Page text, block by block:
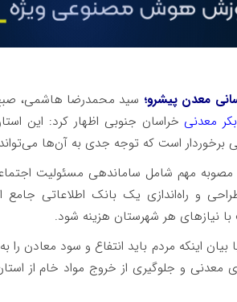
معدن پیشرو؛
معدنی خراسان جنوبی اظهار کرد: این
برخوردار است که توجه جدی به آن‌ها
مصوبه مهم شامل ساماندهی مسئولیت
و راه‌اندازی یک بانک اطلاعاتی
نیازهای هر شهرستان هزینه شود.
بیان اینکه مردم باید انتفاع و سود
و جلوگیری از خروج مواد خام از